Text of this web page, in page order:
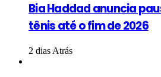
Bia Haddad anuncia
tênis até o fim de 2026
2 dias Atrás